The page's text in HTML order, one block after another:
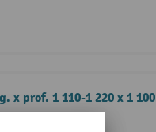
x prof. 1 110-1 220 x 1 100